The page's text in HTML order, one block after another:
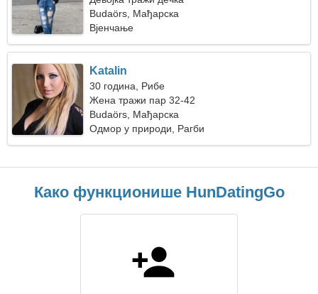
Budaörs, Мађарска
Вјенчање
Katalin
30 година, Рибе
Жена тражи пар 32-42
Budaörs, Мађарска
Одмор у природи, Рагби
Како функционише HunDatingGo